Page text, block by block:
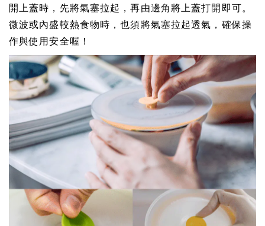
開上蓋時，先將氣塞拉起，再由邊角將上蓋打開即可。
微波或內盛較熱食物時，也須將氣塞拉起透氣，確保操
作與使用安全喔！